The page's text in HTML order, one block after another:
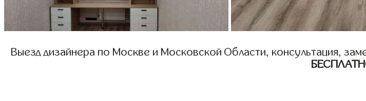
Выезд дизайнера по Москве и Московской Области, консультация,